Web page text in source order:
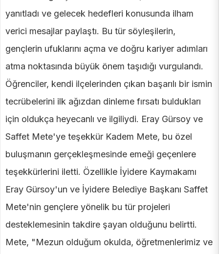
yanıtladı ve gelecek hedefleri konusunda ilham
verici mesajlar paylaştı. Bu tür söyleşilerin,
gençlerin ufuklarını açma ve doğru kariyer adımları
atma noktasında büyük önem taşıdığı vurgulandı.
Öğrenciler, kendi ilçelerinden çıkan başarılı bir ismin
tecrübelerini ilk ağızdan dinleme fırsatı buldukları
için oldukça heyecanlı ve ilgiliydi. Eray Gürsoy ve
Saffet Mete'ye teşekkür Kadem Mete, bu özel
buluşmanın gerçekleşmesinde emeği geçenlere
teşekkürlerini iletti. Özellikle İyidere Kaymakamı
Eray Gürsoy'un ve İyidere Belediye Başkanı Saffet
Mete'nin gençlere yönelik bu tür projeleri
desteklemesinin takdire şayan olduğunu belirtti.
Mete, "Mezun olduğum okulda, öğretmenlerimiz ve